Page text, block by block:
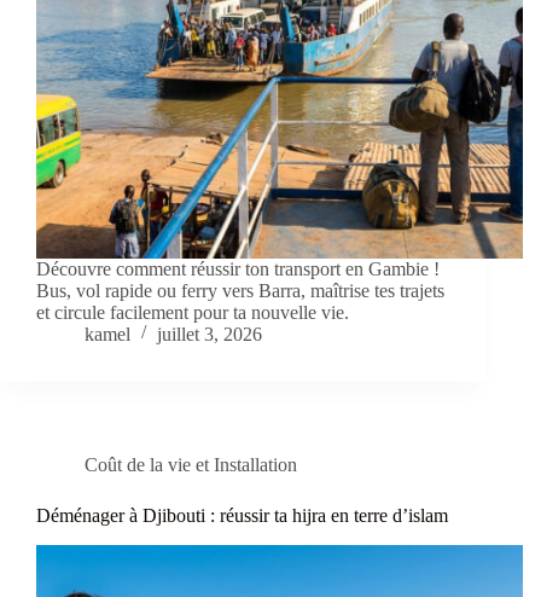
Découvre comment réussir ton transport en Gambie !
Bus, vol rapide ou ferry vers Barra, maîtrise tes trajets
et circule facilement pour ta nouvelle vie.
kamel
juillet 3, 2026
Coût de la vie et Installation
Déménager à Djibouti : réussir ta hijra en terre d’islam